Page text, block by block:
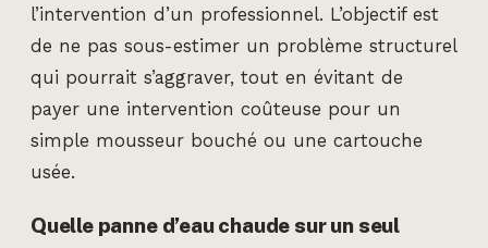
l’intervention d’un professionnel. L’objectif est
de ne pas sous-estimer un problème structurel
qui pourrait s’aggraver, tout en évitant de
payer une intervention coûteuse pour un
simple mousseur bouché ou une cartouche
usée.
Quelle panne d’eau chaude sur un seul